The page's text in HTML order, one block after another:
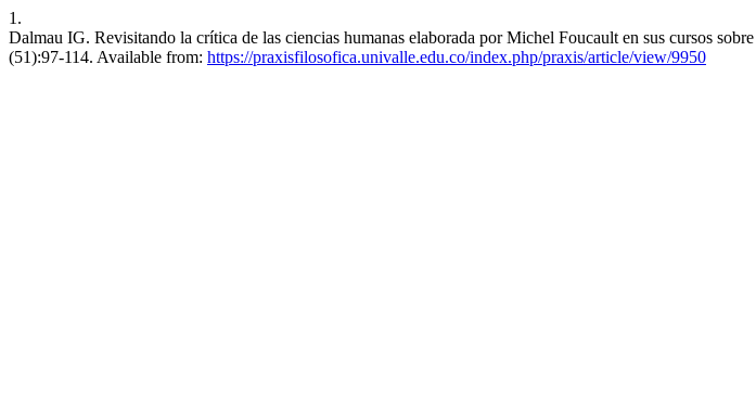
1.
Dalmau IG. Revisitando la crítica de las ciencias humanas elaborada por Michel Foucault en sus cursos
(51):97-114. Available from: https://praxisfilosofica.univalle.edu.co/index.php/praxis/article/view/9950